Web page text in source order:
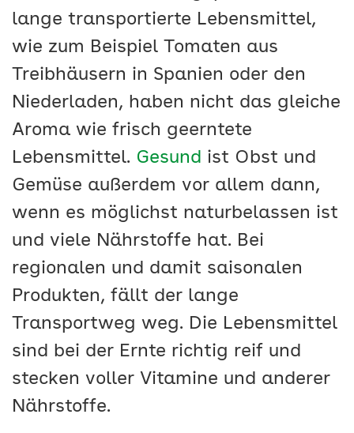
lange transportierte Lebensmittel,
wie zum Beispiel Tomaten aus
Treibhäusern in Spanien oder den
Niederladen, haben nicht das gleiche
Aroma wie frisch geerntete
Lebensmittel. Gesund ist Obst und
Gemüse außerdem vor allem dann,
wenn es möglichst naturbelassen ist
und viele Nährstoffe hat. Bei
regionalen und damit saisonalen
Produkten, fällt der lange
Transportweg weg. Die Lebensmittel
sind bei der Ernte richtig reif und
stecken voller Vitamine und anderer
Nährstoffe.